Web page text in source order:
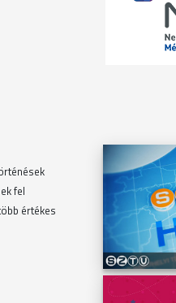
fel
értékes